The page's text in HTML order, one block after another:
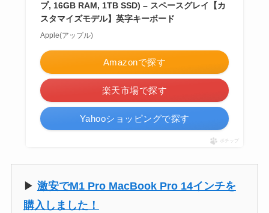
プ, 16GB RAM, 1TB SSD) – スペースグレイ【カ
スタマイズモデル】英字キーボード
Apple(アップル)
Amazonで探す
楽天市場で探す
Yahooショッピングで探す
ポチップ
▶︎ 激安でM1 Pro MacBook Pro 14インチを
購入しました！